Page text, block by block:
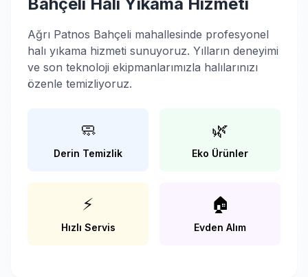
Ağrı Patnos Bahçeli mahallesinde profesyonel
halı yıkama hizmeti sunuyoruz. Yılların deneyimi
ve son teknoloji ekipmanlarımızla halılarınızı
özenle temizliyoruz.
🧼
Derin Temizlik
🌿
Eko Ürünler
⚡
Hızlı Servis
🏠
Evden Alım